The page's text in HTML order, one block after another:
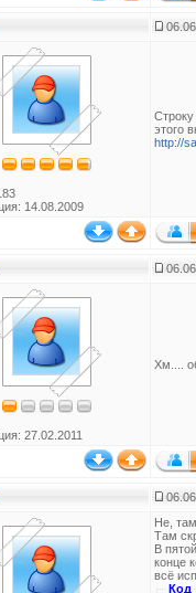
14.08.2009
Строку
этого
http://
27.02.2011
Хм....
Не,
Там
В
конце
всё
Код